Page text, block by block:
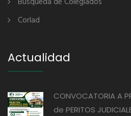
Corlad
Actualidad
CONVOCATORIA A
de PERITOS